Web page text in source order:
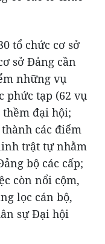
tổ chức cơ sở
sở Đảng cần
những vụ
phức tạp (62 vụ
đại hội;
các điểm
trật tự nhằm
bộ các cấp;
còn nổi cộm,
lọc cán bộ,
sự Đại hội